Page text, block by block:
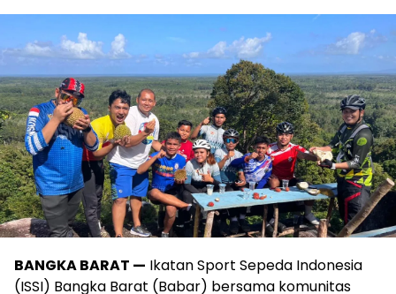
BANGKA BARAT — Ikatan Sport Sepeda Indonesia
(ISSI) Bangka Barat (Babar) bersama komunitas